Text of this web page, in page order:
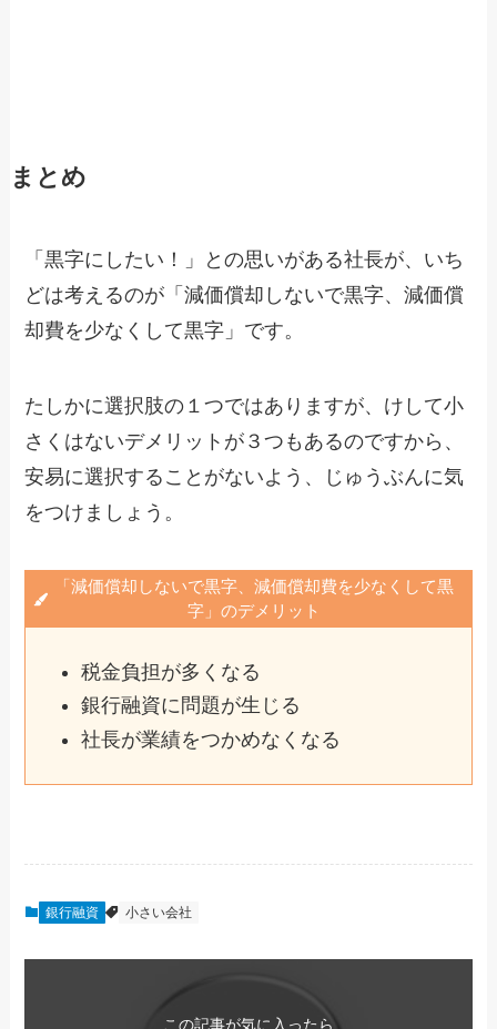
まとめ
「黒字にしたい！」との思いがある社長が、いち
どは考えるのが「減価償却しないで黒字、減価償
却費を少なくして黒字」です。
たしかに選択肢の１つではありますが、けして小
さくはないデメリットが３つもあるのですから、
安易に選択することがないよう、じゅうぶんに気
をつけましょう。
「減価償却しないで黒字、減価償却費を少なくして黒
字」のデメリット
税金負担が多くなる
銀行融資に問題が生じる
社長が業績をつかめなくなる
銀行融資 小さい会社
この記事が気に入ったら